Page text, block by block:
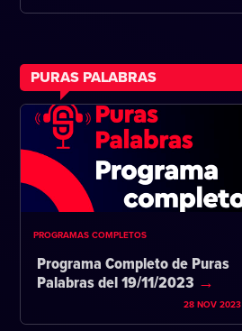
PURAS PALABRAS
PROGRAMAS COMPLETOS
Programa Completo de Puras
Palabras del 19/11/2023
28 NOV 2023